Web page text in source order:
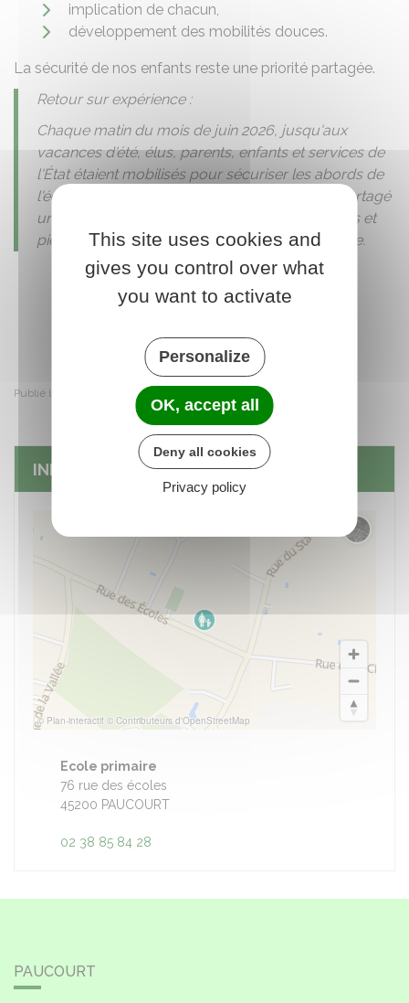
implication de chacun,
développement des mobilités douces.
La sécurité de nos enfants reste une priorité partagée.
Retour sur expérience :
Chaque matin du mois de juin 2026, jusqu'aux
vacances d'été, élus, parents, enfants et services de
l'État étaient mobilisés pour sécuriser les abords de
l'école. L'objectif étant de faire de cet espace partagé
un lieu plus sûr pour tous, où voitures, cyclistes et
piétons cohabitent dans le respect et la vigilance.
Publié le samedi 4 juillet 2026
INFOS PRATIQUES
© Plan-interactif © Contributeurs d'OpenStreetMap
Ecole primaire
76 rue des écoles
45200 PAUCOURT
02 38 85 84 28
PAUCOURT
This site uses cookies and
gives you control over what
you want to activate
Personalize
OK, accept all
Deny all cookies
Privacy policy